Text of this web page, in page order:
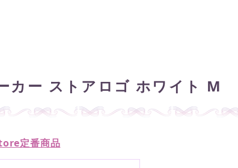
カー ストアロゴ ホワイト M
定番商品